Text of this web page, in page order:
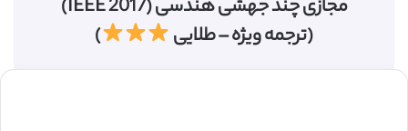
مجازی چند جهشی هندسی (IEEE 2017)
(ترجمه ویژه – طلایی
)